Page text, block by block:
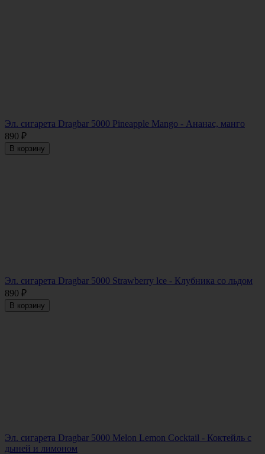
Эл. сигарета Dragbar 5000 Pineapple Mango - Ананас, манго
890 ₽
В корзину
Эл. сигарета Dragbar 5000 Strawberry lce - Клубника со льдом
890 ₽
В корзину
Эл. сигарета Dragbar 5000 Melon Lemon Cocktail - Коктейль с
дыней и лимоном